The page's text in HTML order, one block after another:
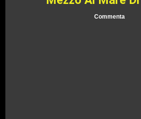
Commenta